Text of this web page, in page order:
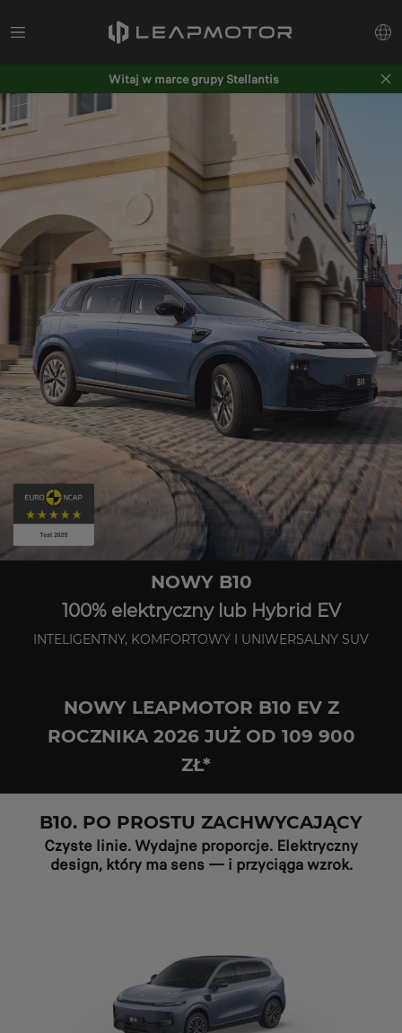
Witaj w marce grupy Stellantis
NOWY B10
100% elektryczny lub Hybrid EV
INTELIGENTNY, KOMFORTOWY I UNIWERSALNY SUV
NOWY LEAPMOTOR B10 EV Z
ROCZNIKA 2026 JUŻ OD 109 900
ZŁ*
B10. PO PROSTU ZACHWYCAJĄCY
Czyste linie. Wydajne proporcje. Elektryczny
design, który ma sens — i przyciąga wzrok.